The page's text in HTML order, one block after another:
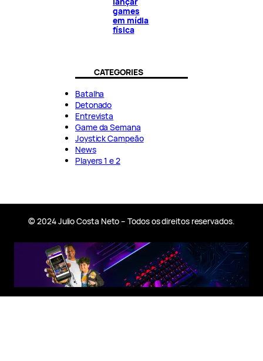
games
em mídia
física
CATEGORIES
Batalha
Detonado
Entrevista
Game da Semana
Joystick Campeão
News
Players 1 e 2
© 2024 Julio Costa Neto – Todos os direitos reservados.